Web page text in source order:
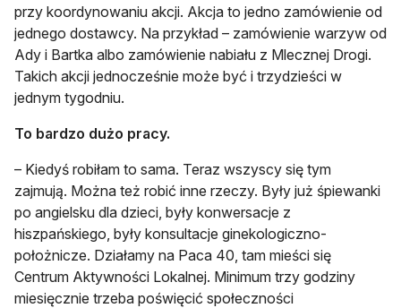
przy koordynowaniu akcji. Akcja to jedno zamówienie od
jednego dostawcy. Na przykład – zamówienie warzyw od
Ady i Bartka albo zamówienie nabiału z Mlecznej Drogi.
Takich akcji jednocześnie może być i trzydzieści w
jednym tygodniu.
To bardzo dużo pracy.
– Kiedyś robiłam to sama. Teraz wszyscy się tym
zajmują. Można też robić inne rzeczy. Były już śpiewanki
po angielsku dla dzieci, były konwersacje z
hiszpańskiego, były konsultacje ginekologiczno-
położnicze. Działamy na Paca 40, tam mieści się
Centrum Aktywności Lokalnej. Minimum trzy godziny
miesięcznie trzeba poświęcić społeczności